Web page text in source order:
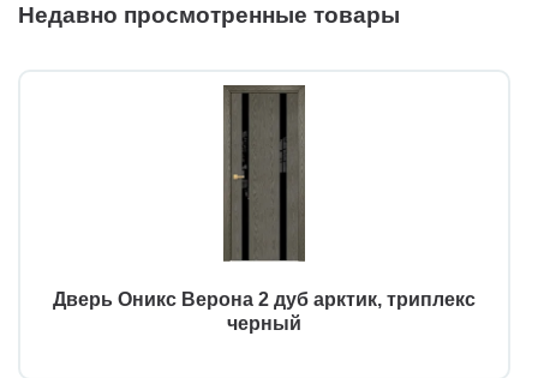
Недавно просмотренные товары
Дверь Оникс Верона 2 дуб арктик, триплекс
черный